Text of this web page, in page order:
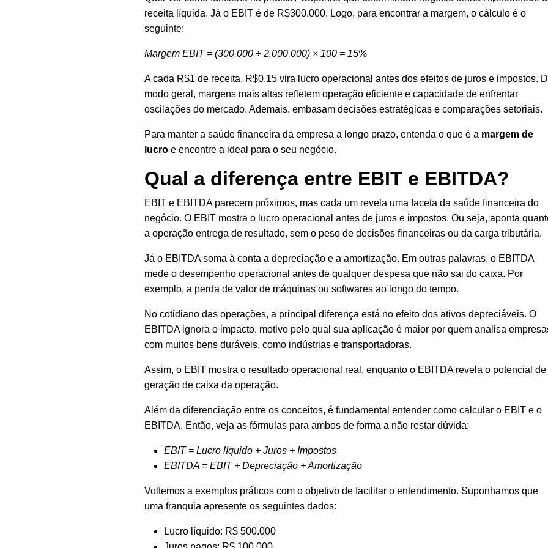
receita líquida. Já o EBIT é de R$300.000. Logo, para encontrar a margem, o cálculo é o
seguinte:
Margem EBIT = (300.000 ÷ 2.000.000) × 100 = 15%
A cada R$1 de receita, R$0,15 vira lucro operacional antes dos efeitos de juros e impostos.
modo geral, margens mais altas refletem operação eficiente e capacidade de enfrentar
oscilações do mercado. Ademais, embasam decisões estratégicas e comparações setoriais.
Para manter a saúde financeira da empresa a longo prazo, entenda o que é a margem de
lucroe encontre a ideal para o seu negócio.
Qual a diferença entre EBIT e EBITDA?
EBIT e EBITDA parecem próximos, mas cada um revela uma faceta da saúde financeira do
negócio. O EBIT mostra o lucro operacional antes de juros e impostos. Ou seja, aponta
a operação entrega de resultado, sem o peso de decisões financeiras ou da carga tributária.
Já o EBITDA soma à conta a depreciação e a amortização. Em outras palavras, o EBITDA
mede o desempenho operacional antes de qualquer despesa que não sai do caixa. Por
exemplo, a perda de valor de máquinas ou softwares ao longo do tempo.
No cotidiano das operações, a principal diferença está no efeito dos ativos depreciáveis. O
EBITDA ignora o impacto, motivo pelo qual sua aplicação é maior por quem analisa
com muitos bens duráveis, como indústrias e transportadoras.
Assim, o EBIT mostra o resultado operacional real, enquanto o EBITDA revela o potencial de
geração de caixa da operação.
Além da diferenciação entre os conceitos, é fundamental entender como calcular o EBIT e o
EBITDA. Então, veja as fórmulas para ambos de forma a não restar dúvida:
EBIT = Lucro líquido + Juros + Impostos
EBITDA = EBIT + Depreciação + Amortização
Voltemos a exemplos práticos com o objetivo de facilitar o entendimento. Suponhamos que
uma franquia apresente os seguintes dados:
Lucro líquido: R$ 500.000